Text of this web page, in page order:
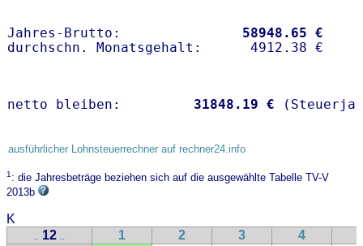
Jahres-Brutto: 58948.65 €
netto bleiben: 31848.19 €
ausführlicher Lohnsteuerrechner auf rechner24.info
1: die Jahresbeträge beziehen sich auf die ausgewählte Tabelle TV-V
2013b
K
.. 12 .. 1 2 3 4